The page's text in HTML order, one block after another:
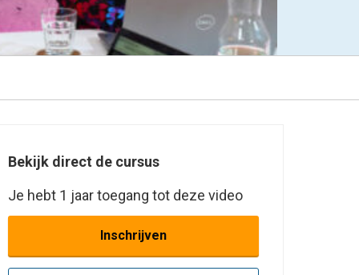
Bekijk direct de cursus
Je hebt 1 jaar toegang tot deze video
Inschrijven